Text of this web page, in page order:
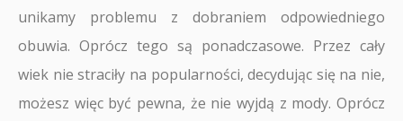
unikamy problemu z dobraniem odpowiedniego
obuwia. Oprócz tego są ponadczasowe. Przez cały
wiek nie straciły na popularności, decydując się na nie,
możesz więc być pewna, że nie wyjdą z mody. Oprócz